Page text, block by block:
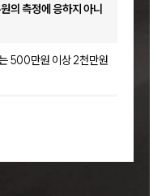
의 측정에 응하지 아니
500만원 이상 2천만원